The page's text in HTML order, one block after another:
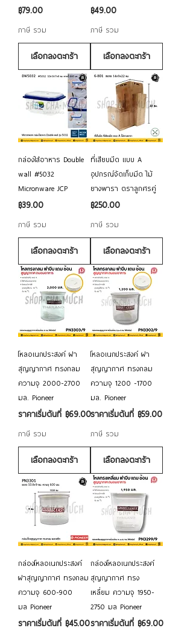
ราคา
฿79.00
ภาษี รวม
เลือกลงตะกร้า
ราคา
฿49.00
ภาษี รวม
เลือกลงตะกร้า
กล่องใส่อาหาร Double
wall #5032
Micronware JCP
ราคา
฿39.00
ภาษี รวม
เลือกลงตะกร้า
ที่เสียบมีด แบบ A
อุปกรณ์จัดเก็บมีด ไม้
ยางพารา ตราลูกศรคู่
ราคา
฿250.00
ภาษี รวม
เลือกลงตะกร้า
โหลอเนกประสงค์ ฝา
สุญญากาศ ทรงกลม
ความจุ 2000-2700
มล. Pioneer
ราคาเริ่มต้นที่ ฿69.00
ราคาขายลด
ภาษี รวม
เลือกลงตะกร้า
โหลอเนกประสงค์ ฝา
สุญญากาศ ทรงกลม
ความจุ 1200 -1700
มล. Pioneer
ราคาเริ่มต้นที่ ฿59.00
ราคาขายลด
ภาษี รวม
เลือกลงตะกร้า
กล่องโหลอเนกประสงค์
ฝาสุญญากาศ ทรงกลม
ความจุ 600-900
มล Pioneer
ราคาเริ่มต้นที่ ฿45.00
ราคาขายลด
กล่องโหลอเนกประสงค์
สุญญากาศ ทรง
เหลี่ยม ความจุ 1950-
2750 มล Pioneer
ราคาเริ่มต้นที่ ฿69.00
ราคาขายลด